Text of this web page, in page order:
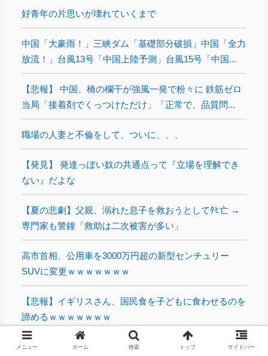
好青年の片思いが壊れていくまで
中国「大豪雨！」三峡ダム「基礎部分破損」中国「全力
放流！」台風13号「中国上陸予測」台風15号「中国...
【悲報】 中国、橋の欄干が強風一発で粉々に 鉄筋ゼロ
当局「接着剤でくっつけただけ」「正常で、品質問...
職場の人妻と不倫をして、ついに、、、
【発見】 発達っぽい奴の共通点って『立場を理解でき
ない』だよな
【夏の悲劇】父親、溺れた息子を救おうとしてﾀﾋ亡 →
専門家も警鐘「救助は二次被害が多い」
高市首相、公用車を3000万円超の新型センチュリー
SUVに変更ｗｗｗｗｗｗｗ
【悲報】イギリスさん、国民食を子どもに食わせるのを
諦めるｗｗｗｗｗｗｗ
【画像あり】ロピアのパワー全開おにぎり「444円」が
メニュー ホーム 検索 トップ サイドバー